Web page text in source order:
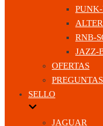
RNB-
JAZZ-
OFERTAS
SELLO
JAGUAR